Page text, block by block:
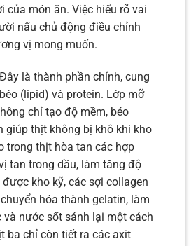
của món ăn. Việc hiểu rõ vai
nấu chủ động điều chỉnh
vị mong muốn.
là thành phần chính, cung
(lipid) và protein. Lớp mỡ
chỉ tạo độ mềm, béo
giúp thịt không bị khô khi kho
trong thịt hòa tan các hợp
tan trong dầu, làm tăng độ
kho kỹ, các sợi collagen
hóa thành gelatin, làm
và nước sốt sánh lại một cách
ba chỉ còn tiết ra các axit